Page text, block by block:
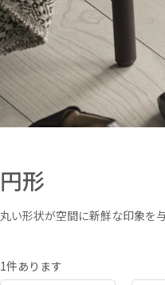
円形
丸い形状が空間に新鮮な印象を
1